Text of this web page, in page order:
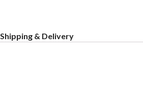
Shipping & Delivery